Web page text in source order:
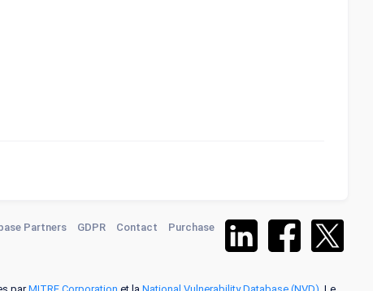
Partners GDPR Contact Purchase